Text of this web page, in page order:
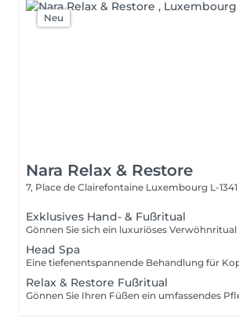
Neu
Nara Relax & Restore
7, Place de Clairefontaine Luxembourg L-1341
Exklusives Hand- & Fußritual
Head Spa
Relax & Restore Fußritual